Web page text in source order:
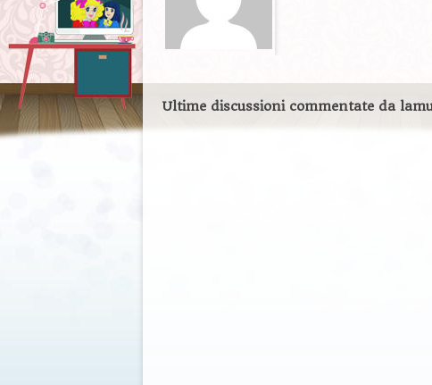
Ultime discussioni commentate da